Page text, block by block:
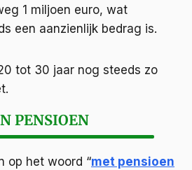
1 miljoen euro, wat
een aanzienlijk bedrag is.
tot 30 jaar nog steeds zo
PENSIOEN
op het woord “met pensioen